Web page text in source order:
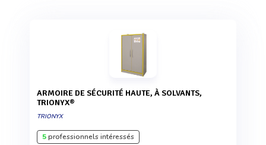
ARMOIRE DE SÉCURITÉ HAUTE, À SOLVANTS,
TRIONYX®
TRIONYX
5professionnels intéressés